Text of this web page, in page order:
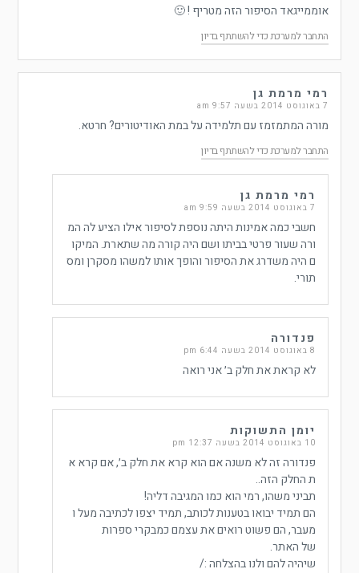
אוממייגאד הסיפור הזה מטריף ! 🙂
התחבר למערכת כדי להשתתף בדיון
רמי מרמת גן
7 באוגוסט 2014 בשעה 9:57 am
מורה המתמזמז עם תלמידה על במת האודיטורים? חרטא.
התחבר למערכת כדי להשתתף בדיון
רמי מרמת גן
7 באוגוסט 2014 בשעה 9:59 am
חשבי כמה אמינות היתה נוספת לסיפור אילו הציע לה המ
ורה שעור פרטי בביתו ושם היה קורה מה שתארת. המיקו
ם היה משדרג את הסיפור והופך אותו למשהו מסקרן ומס
תורי.
פנדורה
8 באוגוסט 2014 בשעה 6:44 pm
לא קראת את חלק ב׳ אני רואה
יומן התשוקות
10 באוגוסט 2014 בשעה 12:37 pm
פנדורה זה לא משנה אם הוא קרא את חלק ב׳, אם קרא א
ת החלק הזה..
תביני משהו, רמי הוא כמו המגיבה דליה!
הם תמיד יבואו בטענות לכותב, תמיד יצפו לכתיבה מעל ו
מעבר, הם פשוט רואים את עצמם כמבקרי ספרות
של האתר.
שיהיה להם ולנו בהצלחה :/